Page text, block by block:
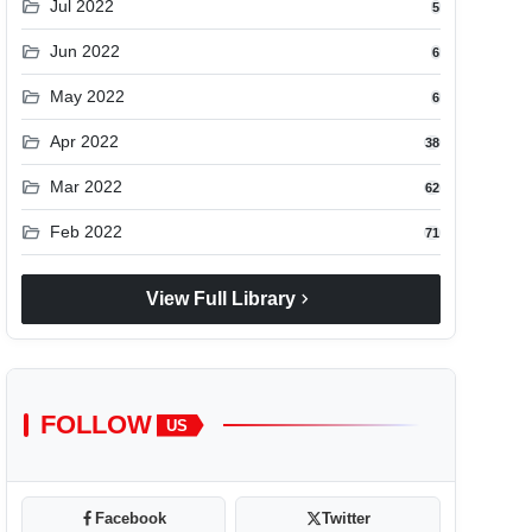
folder_open Jul 2022 5
folder_open Jun 2022 6
folder_open May 2022 6
folder_open Apr 2022 38
folder_open Mar 2022 62
folder_open Feb 2022 71
View Full Library chevron_right
FOLLOW US
Facebook Twitter